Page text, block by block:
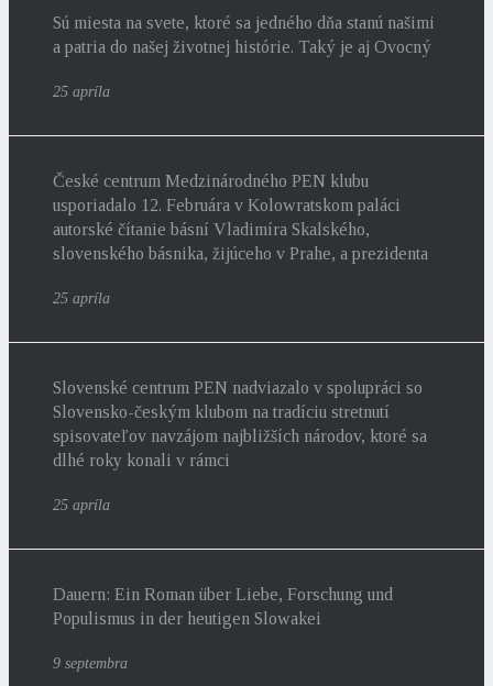
Sú miesta na svete, ktoré sa jedného dňa stanú našimi
a patria do našej životnej histórie. Taký je aj Ovocný
25 apríla
České centrum Medzinárodného PEN klubu
usporiadalo 12. Februára v Kolowratskom paláci
autorské čítanie básní Vladimíra Skalského,
slovenského básnika, žijúceho v Prahe, a prezidenta
25 apríla
Slovenské centrum PEN nadviazalo v spolupráci so
Slovensko-českým klubom na tradíciu stretnutí
spisovateľov navzájom najbližších národov, ktoré sa
dlhé roky konali v rámci
25 apríla
Dauern: Ein Roman über Liebe, Forschung und
Populismus in der heutigen Slowakei
9 septembra